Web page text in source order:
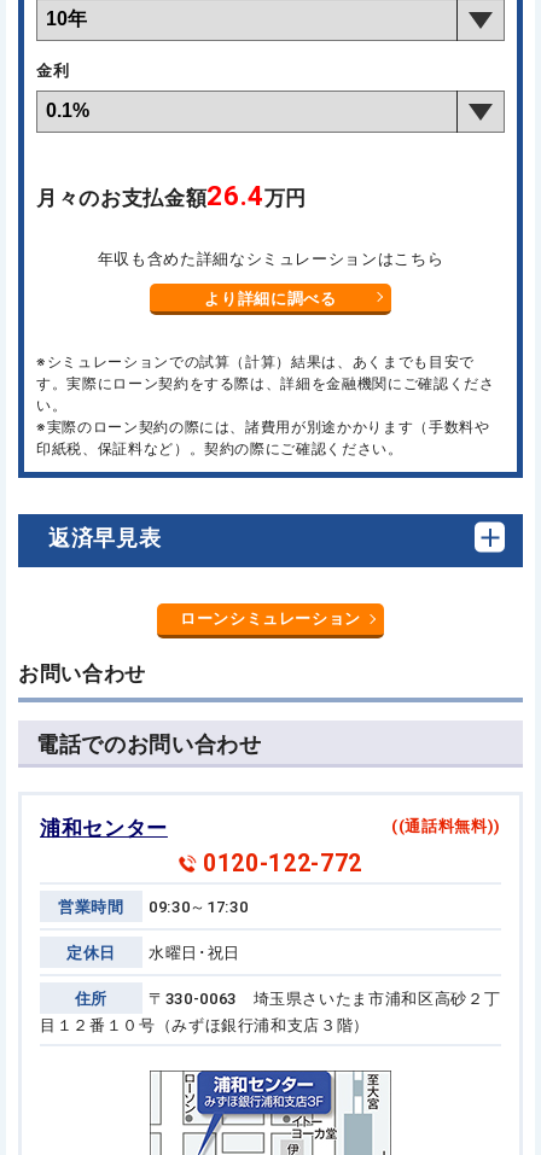
金利
月々のお支払金額26.4万円
年収も含めた詳細なシミュレーションはこちら
より詳細に調べる
※シミュレーションでの試算（計算）結果は、あくまでも目安で
す。実際にローン契約をする際は、詳細を金融機関にご確認くださ
い。
※実際のローン契約の際には、諸費用が別途かかります（手数料や
印紙税、保証料など）。契約の際にご確認ください。
返済早見表
ローンシミュレーション
お問い合わせ
電話でのお問い合わせ
浦和センター ((通話料無料))
0120-122-772
営業時間 09:30～17:30
定休日 水曜日･祝日
住所
〒330-0063 埼玉県さいたま市浦和区高砂２丁
目１２番１０号 （みずほ銀行浦和支店３階）